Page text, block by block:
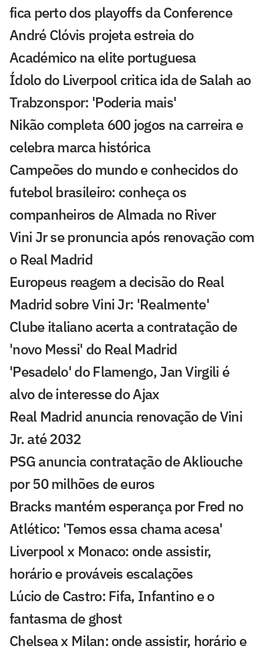
fica perto dos playoffs da Conference
André Clóvis projeta estreia do
Académico na elite portuguesa
Ídolo do Liverpool critica ida de Salah ao
Trabzonspor: 'Poderia mais'
Nikão completa 600 jogos na carreira e
celebra marca histórica
Campeões do mundo e conhecidos do
futebol brasileiro: conheça os
companheiros de Almada no River
Vini Jr se pronuncia após renovação com
o Real Madrid
Europeus reagem a decisão do Real
Madrid sobre Vini Jr: 'Realmente'
Clube italiano acerta a contratação de
'novo Messi' do Real Madrid
'Pesadelo' do Flamengo, Jan Virgili é
alvo de interesse do Ajax
Real Madrid anuncia renovação de Vini
Jr. até 2032
PSG anuncia contratação de Akliouche
por 50 milhões de euros
Bracks mantém esperança por Fred no
Atlético: 'Temos essa chama acesa'
Liverpool x Monaco: onde assistir,
horário e prováveis escalações
Lúcio de Castro: Fifa, Infantino e o
fantasma de ghost
Chelsea x Milan: onde assistir, horário e